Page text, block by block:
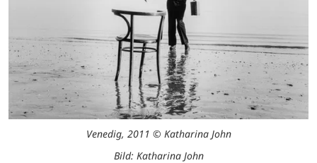
Venedig, 2011 © Katharina John
Bild: Katharina John